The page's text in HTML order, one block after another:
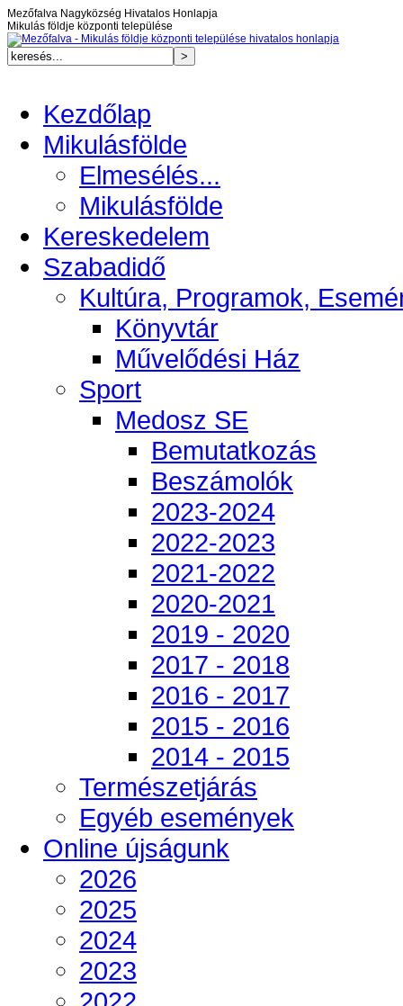
Mezőfalva Nagyközség Hivatalos Honlapja
Mikulás földje központi települése
Kezdőlap
Mikulásfölde
Elmesélés...
Mikulásfölde
Kereskedelem
Szabadidő
Kultúra, Programok,
Könyvtár
Művelődési Ház
Sport
Medosz SE
Bemutatkozás
Beszámolók
2023-2024
2022-2023
2021-2022
2020-2021
2019 - 2020
2017 - 2018
2016 - 2017
2015 - 2016
2014 - 2015
Természetjárás
Egyéb események
Online újságunk
2026
2025
2024
2023